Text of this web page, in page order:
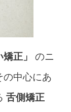
正」
のニ
の中心にあ
舌側矯正